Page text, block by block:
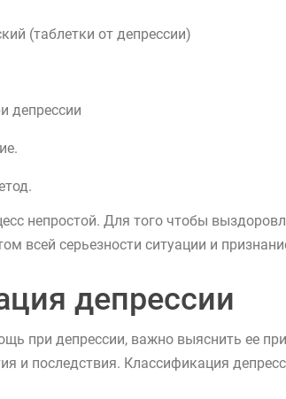
(таблетки от депрессии)
депрессии
непростой. Для того чтобы
всей серьезности ситуации и
депрессии
при депрессии, важно выяснить ее
и последствия. Классификация